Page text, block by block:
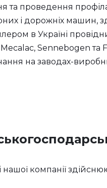
та проведення
і дорожніх машин,
в Україні
Sennebogen та
на заводах-
нашої компанії